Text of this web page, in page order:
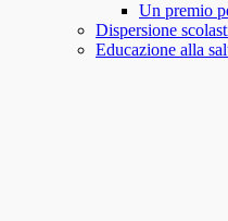
Un premio
Dispersione
Educazione alla